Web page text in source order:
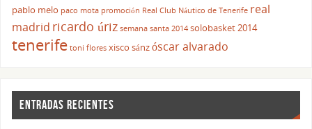
pablo melo paco mota promoción Real Club Náutico de Tenerife real
madrid ricardo úriz semana santa 2014 solobasket 2014
tenerife toni flores xisco sánzóscar alvarado
ENTRADAS RECIENTES